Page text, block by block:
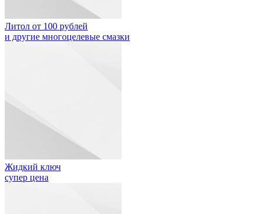
Литол от 100 рублей
и другие многоцелевые смазки
Жидкий ключ
супер цена